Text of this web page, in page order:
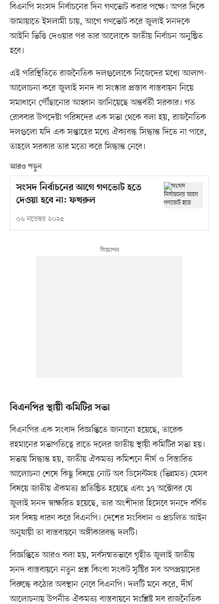
বিএনপি সংসদ নির্বাচনের দিন গণভোট করার পক্ষে। অপর দিকে
জামায়াতে ইসলামী চায়, আগে গণভোট করে জুলাই সনদকে
আইনি ভিত্তি দেওয়ার পর তার আলোকে জাতীয় নির্বাচন অনুষ্ঠিত
হবে।
এই পরিস্থিতিতে রাজনৈতিক দলগুলোকে নিজেদের মধ্যে আলাপ-
আলোচনা করে জুলাই সনদ বা সংস্কার প্রস্তাব বাস্তবায়ন নিয়ে
সমাধানে পৌঁছানোর আহ্বান জানিয়েছে অন্তর্বর্তী সরকার। গত
রোববার উপদেষ্টা পরিষদের এক সভা থেকে বলা হয়, রাজনৈতিক
দলগুলো যদি এক সপ্তাহের মধ্যে ঐক্যবদ্ধ সিদ্ধান্ত দিতে না পারে,
তাহলে সরকার তার মতো করে সিদ্ধান্ত নেবে।
আরও পড়ুন
সংসদ নির্বাচনের আগে গণভোট হতে
দেওয়া হবে না: ফখরুল
০৬ নভেম্বর ২০২৫
বিএনপির স্থায়ী কমিটির সভা
বিএনপির এক সংবাদ বিজ্ঞপ্তিতে জানানো হয়েছে, তারেক
রহমানের সভাপতিত্বে রাতে দলের জাতীয় স্থায়ী কমিটির সভা হয়।
সভায় সিদ্ধান্ত হয়, জাতীয় ঐকমত্য কমিশনে দীর্ঘ ও বিস্তারিত
আলোচনা শেষে কিছু বিষয়ে নোট অব ডিসেন্টসহ (ভিন্নমত) যেসব
বিষয়ে জাতীয় ঐকমত্য প্রতিষ্ঠিত হয়েছে এবং ১৭ অক্টোবর যে
জুলাই সনদ স্বাক্ষরিত হয়েছে, তার অংশীদার হিসেবে সনদে বর্ণিত
সব বিষয় ধারণ করে বিএনপি। দেশের সংবিধান ও প্রচলিত আইন
অনুযায়ী তা বাস্তবায়নে অঙ্গীকারবদ্ধ দলটি।
বিজ্ঞপ্তিতে আরও বলা হয়, সর্বসম্মতভাবে গৃহীত জুলাই জাতীয়
সনদ বাস্তবায়নে নতুন প্রশ্ন কিংবা সংকট সৃষ্টির সব অপপ্রয়াসের
বিরুদ্ধে কঠোর অবস্থান নেবে বিএনপি। দলটি মনে করে, দীর্ঘ
আলোচনায় উপনীত ঐকমত্য বাস্তবায়নে সংশ্লিষ্ট সব রাজনৈতিক